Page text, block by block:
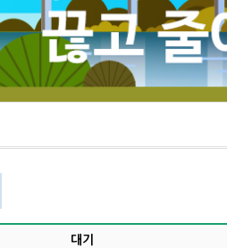
대기